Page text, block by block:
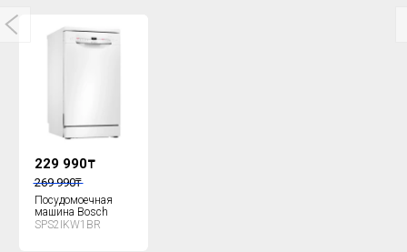
229 990₸
269 990₸
Посудомоечная
машина Bosch
SPS2IKW1BR